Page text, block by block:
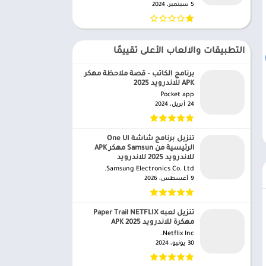
5 سبتمبر، 2024
التطبيقات والالعاب الأعلى تقييمًا
برنامج الكاتب – قصة ملاحظة مهكر
APK للاندرويد 2025
Pocket app‏
24 أبريل، 2024
تنزيل برنامج شاشة One UI
الرئيسية من Samsun مهكر APK
للاندرويد 2025 للاندرويد
Samsung Electronics Co. Ltd.‏
9 أغسطس، 2026
تنزيل لعبه Paper Trail NETFLIX
مهكرة للاندرويد APK 2025
Netflix Inc.‏
30 يونيو، 2024